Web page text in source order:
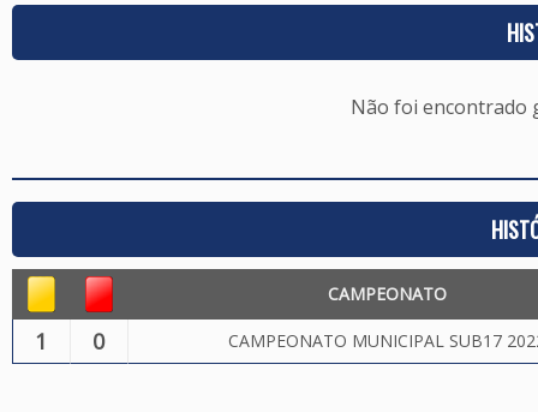
Não foi encontrado
CAMPEONATO
1 0 CAMPEONATO MUNICIPAL SUB17